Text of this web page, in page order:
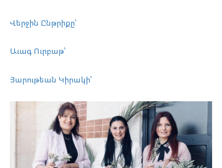
Վերջին Ընթրիքը՝
Աւագ Ուրբաթ՝
Յարութեան Կիրակի՝